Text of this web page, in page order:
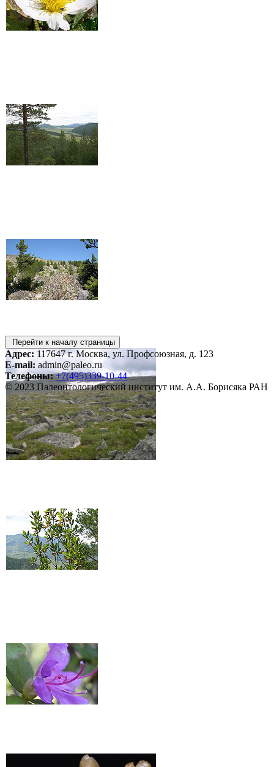
Перейти к началу страницы
Адрес: 117647 г. Москва, ул. Профсоюзная, д. 123
E-mail: admin@paleo.ru
Телефоны: +7(495)339-10-44
© 2023 Палеонтологический институт им. А.А. Борисяка РАН